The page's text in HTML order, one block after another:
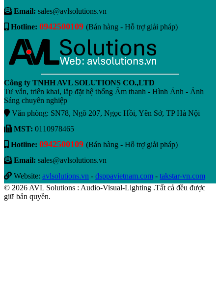
Email: sales@avlsolutions.vn
Hotline: 0942500109 (Bán hàng - Hỗ trợ giải pháp)
Công ty TNHH AVL SOLUTIONS CO.,LTD
Tư vẫn, triển khai, lắp đặt hệ thống Âm thanh - Hình Ảnh - Ánh
Sáng chuyên nghiệp
Văn phòng: SN78, Ngõ 207, Ngọc Hồi, Yên Sở, TP Hà Nội
MST: 0110978465
Hotline: 0942500109 (Bán hàng - Hỗ trợ giải pháp)
Email: sales@avlsolutions.vn
Website: avlsolutions.vn - dsppavietnam.com - takstar-vn.com
© 2026 AVL Solutions : Audio-Visual-Lighting .Tất cả đều được
giữ bản quyền.